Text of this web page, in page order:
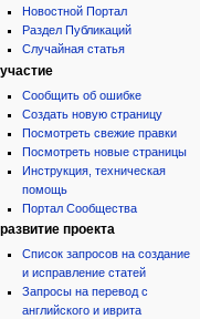
Новостной Портал
Раздел Публикаций
Случайная статья
участие
Сообщить об ошибке
Создать новую страницу
Посмотреть свежие правки
Посмотреть новые страницы
Инструкция, техническая
помощь
Портал Сообщества
развитие проекта
Список запросов на создание
и исправление статей
Запросы на перевод с
английского и иврита